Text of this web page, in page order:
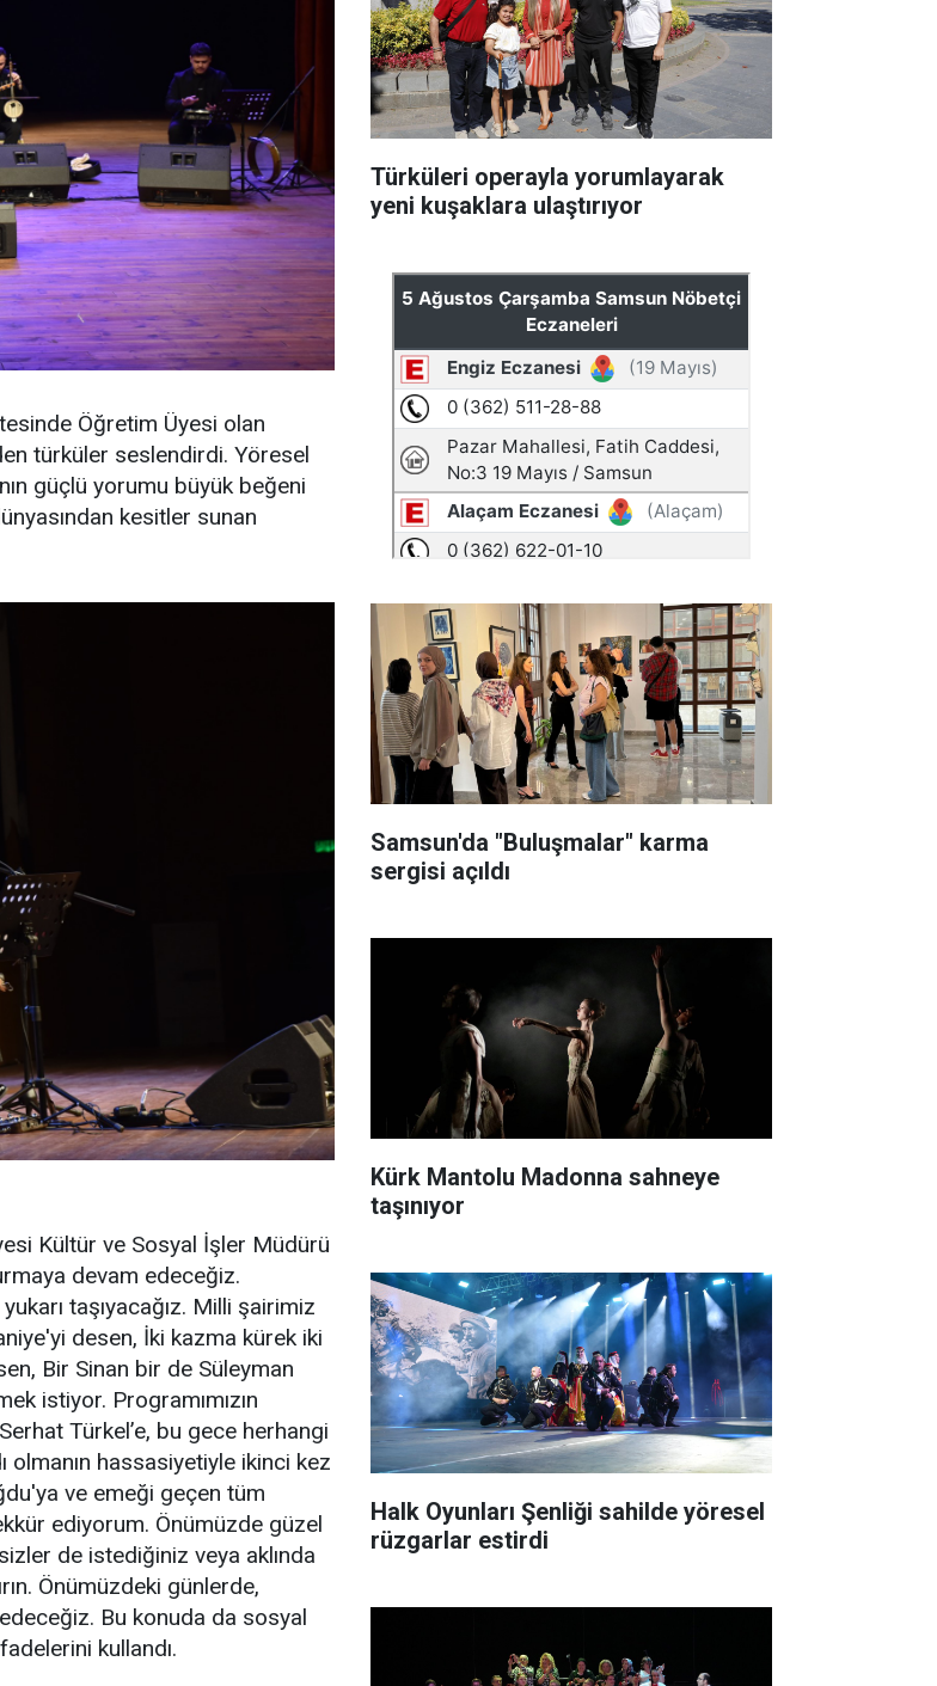
Öğretim Üyesi olan
türküler seslendirdi. Yöresel
güçlü yorumu büyük beğeni
kesitler sunan
Kültür ve Sosyal İşler Müdürü
devam edeceğiz.
taşıyacağız. Milli şairimiz
desen, İki kazma kürek iki
Bir Sinan bir de Süleyman
istiyor. Programımızın
Türkel’e, bu gece herhangi
olmanın hassasiyetiyle ikinci kez
ve emeği geçen tüm
ediyorum. Önümüzde güzel
de istediğiniz veya aklında
Önümüzdeki günlerde,
Bu konuda da sosyal
kullandı.
Türküleri operayla yorumlayarak
yeni kuşaklara ulaştırıyor
Samsun'da "Buluşmalar" karma
sergisi açıldı
Kürk Mantolu Madonna sahneye
taşınıyor
Halk Oyunları Şenliği sahilde yöresel
rüzgarlar estirdi